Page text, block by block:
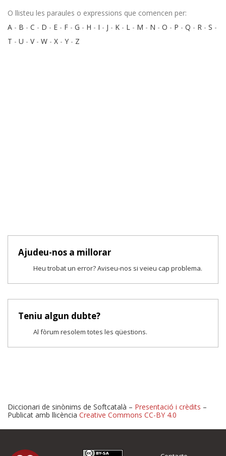
O llisteu les paraules o expressions que comencen per:
A - B - C - D - E - F - G - H - I - J - K - L - M - N - O - P - Q - R - S -
T - U - V- W - X - Y - Z
Ajudeu-nos a millorar
Heu trobat un error? Aviseu-nos si veieu cap problema.
Teniu algun dubte?
Al fòrum resolem totes les qüestions.
Proposeu-nos millores o
Diccionari de sinònims de Softcatalà – Presentació i crèdits –
Publicat amb llicència Creative Commons CC-BY 4.0